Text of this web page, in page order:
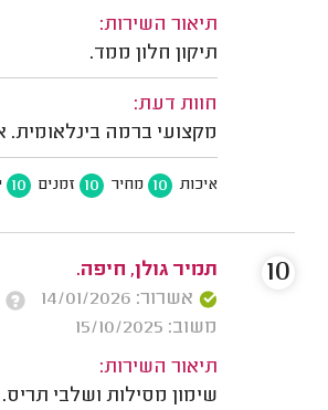
תיאור השירות:
תיקון חלון ממד.
חוות דעת:
מקצועי ברמה בינלאומית.
איכות 10 מחיר 10 זמנים 10
תמיר גולן, חיפה.
אשרור: 14/01/2026
משוב: 15/10/2025
תיאור השירות:
שימון מסילות ושלבי תריס.
10